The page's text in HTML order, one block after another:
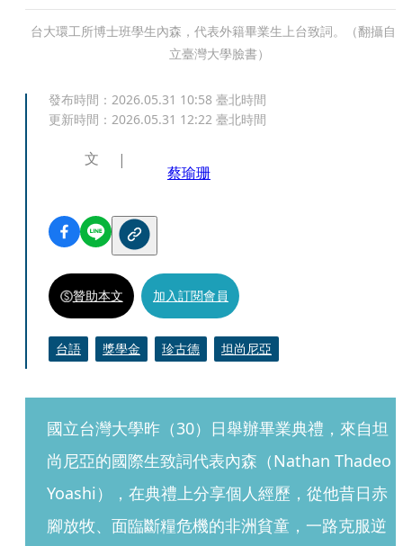
台大環工所博士班學生內森，代表外籍畢業生上台致詞。（翻攝自
立臺灣大學臉書）
發布時間： 2026.05.31 10:58 臺北時間
更新時間： 2026.05.31 12:22 臺北時間
文
蔡瑜珊
贊助本文 加入訂閱會員
台語 獎學金 珍古德 坦尚尼亞
國立台灣大學昨（30）日舉辦畢業典禮，來自坦
尚尼亞的國際生致詞代表內森（Nathan Thadeo
Yoashi），在典禮上分享個人經歷，從他昔日赤
腳放牧、面臨斷糧危機的非洲貧童，一路克服逆